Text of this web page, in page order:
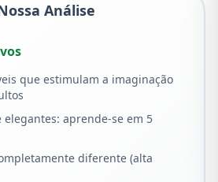
Análise
que estimulam a imaginação
elegantes: aprende-se em 5
diferente (alta